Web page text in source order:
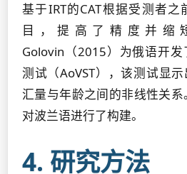
基于IRT的CAT根据受测者
目，提高了精度并缩
Golovin（2015）为俄语开
测试（AoVST），该测试显
汇量与年龄之间的非线性关系
对波兰语进行了构建。
4. 研究方法